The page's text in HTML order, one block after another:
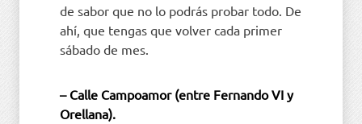
de sabor que no lo podrás probar todo. De
ahí, que tengas que volver cada primer
sábado de mes.
– Calle Campoamor (entre Fernando VI y
Orellana).